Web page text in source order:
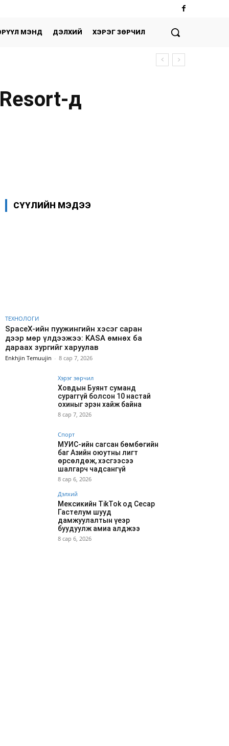
МЭНД ДЭЛХИЙ ХЭРЭГ ЗӨРЧИЛ
д
СҮҮЛИЙН МЭДЭЭ
ТЕХНОЛОГИ
SpaceX-ийн пуужингийн хэсэг саран
дээр мөр үлдээжээ: KASA өмнөх ба
дараах зургийг харуулав
Enkhjin Temuujin - 8 сар 7, 2026
Хэрэг зөрчил
Ховдын Буянт суманд
сураггүй болсон 10 настай
охиныг эрэн хайж байна
8 сар 7, 2026
Спорт
МУИС-ийн сагсан бөмбөгийн
баг Азийн оюутны лигт
өрсөлдөж, хэсгээсээ
шалгарч чадсангүй
8 сар 6, 2026
Дэлхий
Мексикийн TikTok од Сесар
Гастелум шууд
дамжуулалтын үеэр
буудуулж амиа алджээ
8 сар 6, 2026